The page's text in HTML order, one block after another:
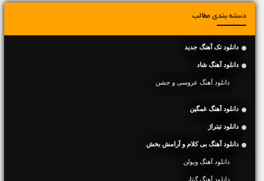
دسته بندی مطالب
دانلود تک آهنگ جدید
دانلود آهنگ شاد
دانلود آهنگ عروسی و جشن
دانلود آهنگ غمگین
دانلود تیتراژ
دانلود آهنگ بی کلام و آرامش بخش
دانلود آهنگ ویولن
دانلود آهنگ گیتار